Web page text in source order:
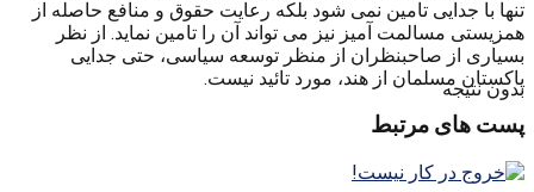
بدون نتیجه
تنها با جدایی تامین نمی شود بلکه رعایت حقوق و منافع حاصله از
همزیستی مسالمت آمیز نیز می تواند آن را تامین نماید. از نظر
بسیاری از صاحبنظران از منظر توسعه سیاسی، حتی جدایی
پاکستان مسلمان از هند، مورد تائید نیست.
پست های مرتبط